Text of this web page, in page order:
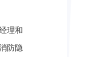
理和
防隐